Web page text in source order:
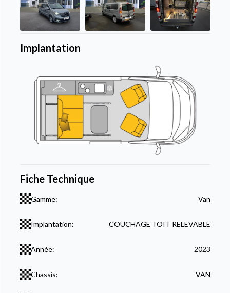
Implantation
Fiche Technique
Gamme: Van
Implantation: COUCHAGE TOIT RELEVABLE
Année: 2023
Chassis: VAN